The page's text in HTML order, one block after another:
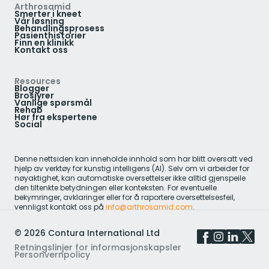
Arthrosamid
Smerter i kneet
Vår løsning
Behandlingsprosess
Pasienthistorier
Finn en klinikk
Kontakt oss
Resources
Blogger
Brosjyrer
Vanlige spørsmål
Rehab
Hør fra ekspertene
Social
Denne nettsiden kan inneholde innhold som har blitt oversatt ved
hjelp av verktøy for kunstig intelligens (AI). Selv om vi arbeider for
nøyaktighet, kan automatiske oversettelser ikke alltid gjenspeile
den tiltenkte betydningen eller konteksten. For eventuelle
bekymringer, avklaringer eller for å raportere oversettelsesfeil,
vennligst kontakt oss på info@arthrosamid.com.
© 2026 Contura International Ltd
Retningslinjer for informasjonskapsler
Personvernpolicy